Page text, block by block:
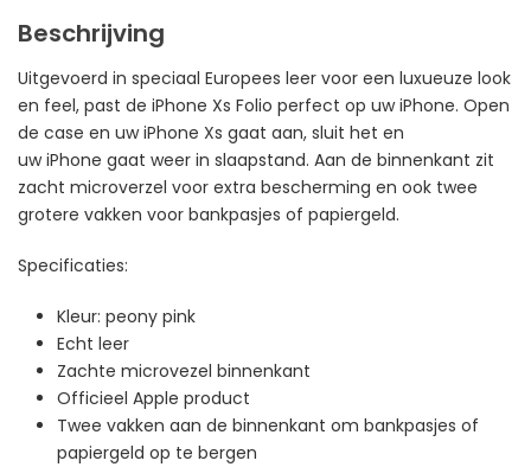
Beschrijving
Uitgevoerd in speciaal Europees leer voor een luxueuze look
en feel, past de iPhone Xs Folio perfect op uw iPhone. Open
de case en uw iPhone Xs gaat aan, sluit het en
uw iPhone gaat weer in slaapstand. Aan de binnenkant zit
zacht microverzel voor extra bescherming en ook twee
grotere vakken voor bankpasjes of papiergeld.
Specificaties:
Kleur: peony pink
Echt leer
Zachte microvezel binnenkant
Officieel Apple product
Twee vakken aan de binnenkant om bankpasjes of
papiergeld op te bergen